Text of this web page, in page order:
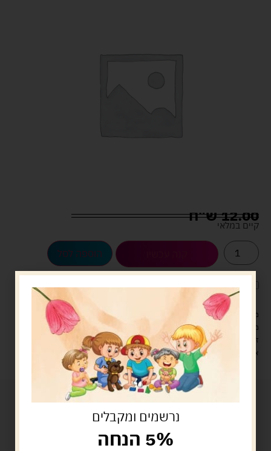
12.00ש"ח
קיים במלאי
הוספה לסל
לארוז את המוצר באריזת מתנה5.00 ש"ח ?
מעל 329 ש"ח, משלוח עם שליח עד הבית חינם! – 0 ₪
משלוח עם שליח עד הבית: 29 ש"ח
זמן אספקה: עד 4 ימי עסקים.
איסוף עצמי: מ"ביתר טויס" רחוב בניין דוד 18, ביתר עילית.
נרשמים ומקבלים
5% הנחה